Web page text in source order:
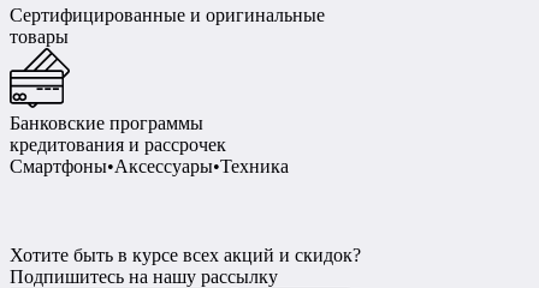
Сертифицированные и оригинальные
товары
Банковские программы
кредитования и рассрочек
Смартфоны•Аксессуары•Техника
Хотите быть в курсе всех акций и скидок?
Подпишитесь на нашу рассылку